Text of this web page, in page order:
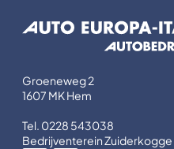
Groeneweg 2
1607 MK Hem
Tel. 0228 543038
Bedrijventerein Zuiderkogge